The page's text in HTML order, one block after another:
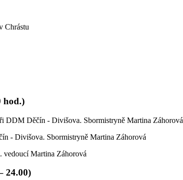
Chrástu
hod.)
DDM Děčín - Divišova. Sbormistryně Martina Záhorová
- Divišova. Sbormistryně Martina Záhorová
vedoucí Martina Záhorová
24.00)